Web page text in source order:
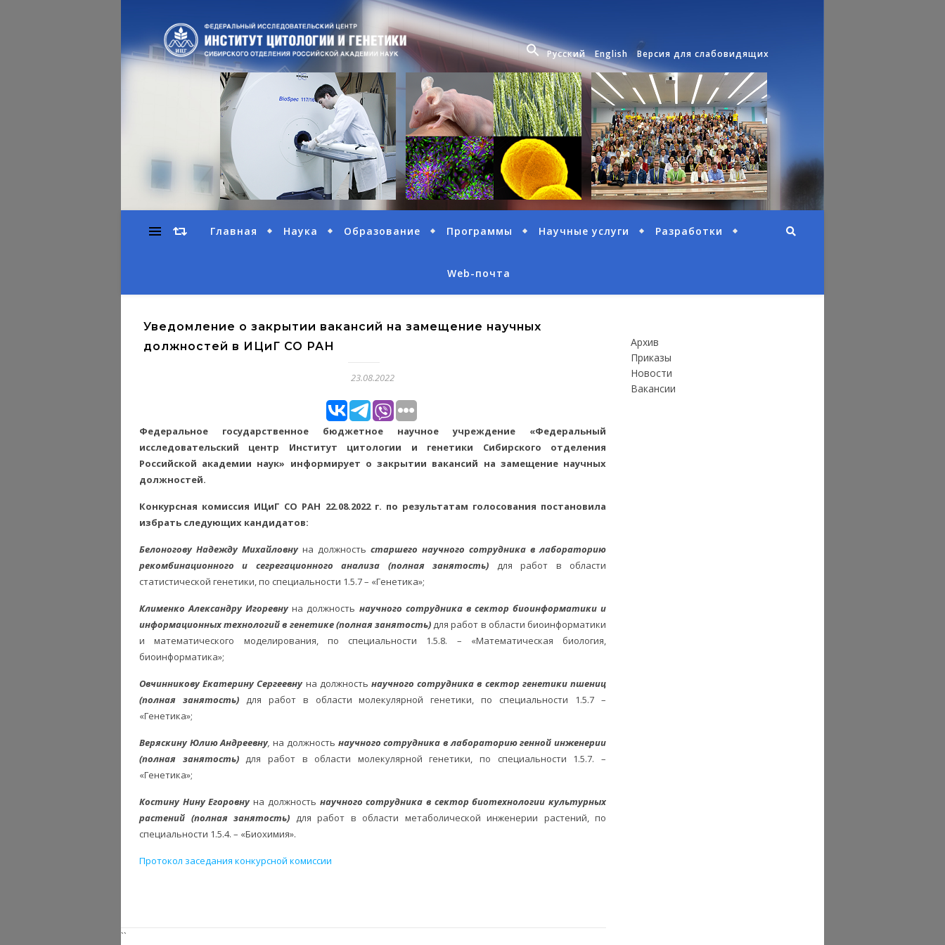
Русский English Версия для слабовидящих
Главная Наука Образование Программы Научные услуги Разработки
Web-почта
Уведомление о закрытии вакансий на замещение научных
должностей в ИЦиГ СО РАН
23.08.2022
Федеральное государственное бюджетное научное учреждение «Федеральный
исследовательский центр Институт цитологии и генетики Сибирского отделения
Российской академии наук» информирует о закрытии вакансий на замещение научных
должностей.
Конкурсная комиссия ИЦиГ СО РАН 22.08.2022 г. по результатам голосования постановила
избрать следующих кандидатов:
Белоногову Надежду Михайловнуна должность старшего научного сотрудника в лабораторию
рекомбинационного и сегрегационного анализа
(полная занятость) для работ в области
статистической генетики, по специальности 1.5.7 – «Генетика»;
Клименко Александру Игоревнуна должность научного сотрудника в сектор биоинформатики и
информационных технологий в генетике(полная занятость) для работ в области биоинформатики
и математического моделирования, по специальности 1.5.8. – «Математическая биология,
биоинформатика»;
Овчинникову Екатерину Сергеевнуна должностьнаучного сотрудника в сектор генетики пшениц
(полная занятость)для работ в области молекулярной генетики, по специальности 1.5.7 –
«Генетика»;
Веряскину Юлию Андреевну, на должность научного сотрудника в лабораторию генной инженерии
(полная занятость) для работ в области молекулярной генетики, по специальности 1.5.7. –
«Генетика»;
Костину Нину Егоровнуна должность научного сотрудника в сектор биотехнологии культурных
растений (полная занятость) для работ в области метаболической инженерии растений, по
специальности 1.5.4. – «Биохимия».
Протокол заседания конкурсной комиссии
``
Архив
Приказы
Новости
Вакансии